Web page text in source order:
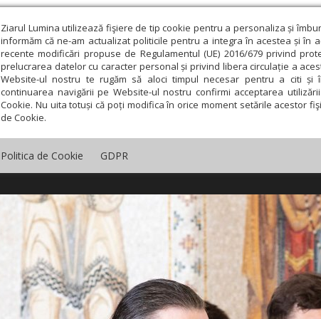
Ziarul Lumina utilizează fişiere de tip cookie pentru a personaliza și
informăm că ne-am actualizat politicile pentru a integra în acestea și în
recente modificări propuse de Regulamentul (UE) 2016/679 privind
prelucrarea datelor cu caracter personal și privind libera circulație a
Website-ul nostru te rugăm să aloci timpul necesar pentru a citi și
continuarea navigării pe Website-ul nostru confirmi acceptarea
Cookie. Nu uita totuși că poți modifica în orice moment setările acestor
de Cookie.
Politica de Cookie GDPR